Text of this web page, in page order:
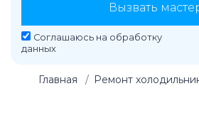
Вызвать
Соглашаюсь на обработку
данных
Главная Ремонт